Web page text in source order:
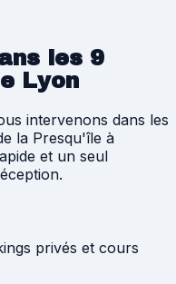
les 9
Lyon
intervenons dans les
la Presqu'île à
et un seul
privés et cours